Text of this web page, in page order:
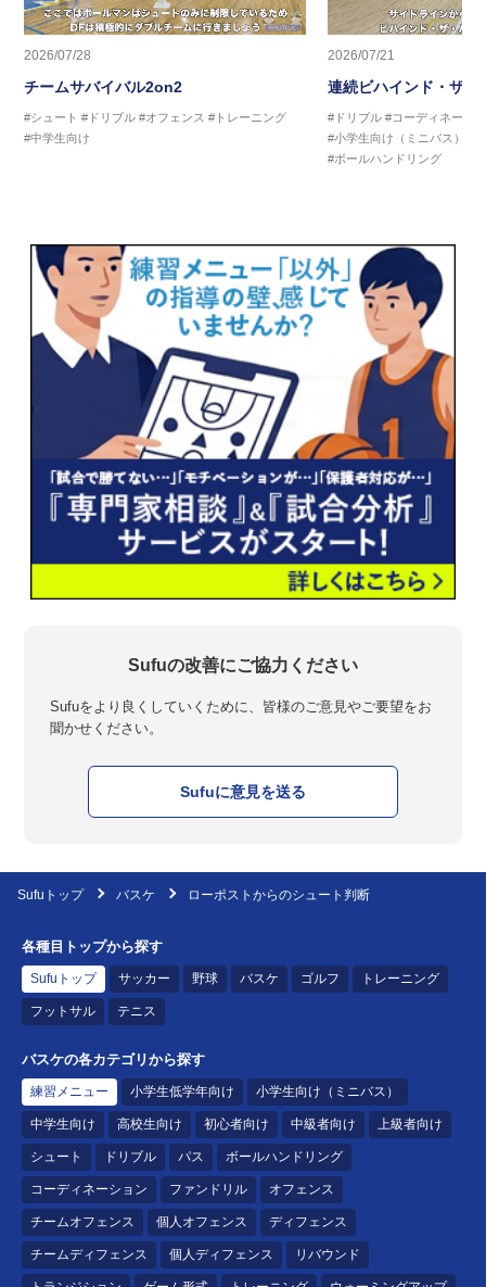
2026/07/28
チームサバイバル2on2
#シュート #ドリブル #オフェンス #トレーニング
#中学生向け
2026/07/21
連続ビハインド・ザ・
#ドリブル #コーディネーシ
#小学生向け（ミニバス）
#ボールハンドリング
Sufuの改善にご協力ください
Sufuをより良くしていくために、皆様のご意見やご要望をお
聞かせください。
Sufuに意見を送る
Sufuトップ バスケ ローポストからのシュート判断
各種目トップから探す
Sufuトップ サッカー 野球 バスケ ゴルフ トレーニング
フットサル テニス
バスケの各カテゴリから探す
練習メニュー 小学生低学年向け 小学生向け（ミニバス）
中学生向け 高校生向け 初心者向け 中級者向け 上級者向け
シュート ドリブル パス ボールハンドリング
コーディネーション ファンドリル オフェンス
チームオフェンス 個人オフェンス ディフェンス
チームディフェンス 個人ディフェンス リバウンド